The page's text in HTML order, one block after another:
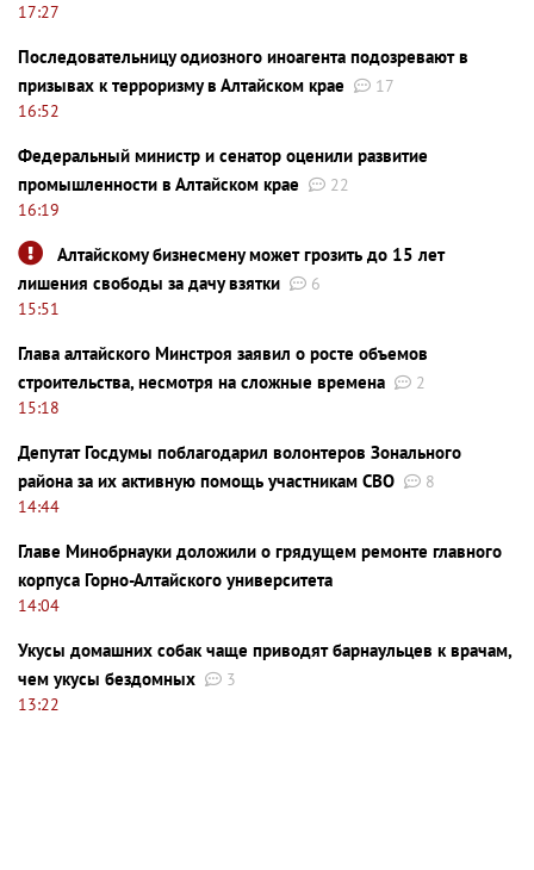
17:27
Последовательницу одиозного иноагента подозревают в
призывах к терроризму в Алтайском крае
17
16:52
Федеральный министр и сенатор оценили развитие
промышленности в Алтайском крае
22
16:19
Алтайскому бизнесмену может грозить до 15 лет
лишения свободы за дачу взятки
6
15:51
Глава алтайского Минстроя заявил о росте объемов
строительства, несмотря на сложные времена
2
15:18
Депутат Госдумы поблагодарил волонтеров Зонального
района за их активную помощь участникам СВО
8
14:44
Главе Минобрнауки доложили о грядущем ремонте главного
корпуса Горно-Алтайского университета
14:04
Укусы домашних собак чаще приводят барнаульцев к врачам,
чем укусы бездомных
3
13:22